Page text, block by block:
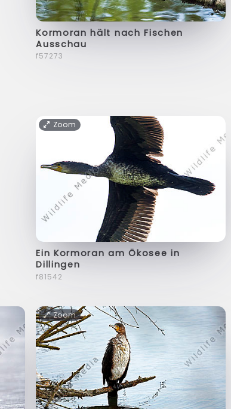
Kormoran hält nach Fischen
Ausschau
f57273
Zoom
Ein Kormoran am Ökosee in
Dillingen
f81542
Zoom